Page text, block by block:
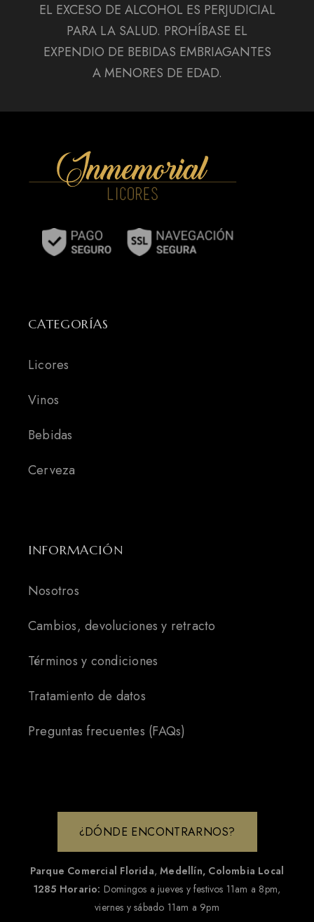
EL EXCESO DE ALCOHOL ES PERJUDICIAL
PARA LA SALUD. PROHÍBASE EL
EXPENDIO DE BEBIDAS EMBRIAGANTES
A MENORES DE EDAD.
CATEGORÍAS
Licores
Vinos
Bebidas
Cerveza
INFORMACIÓN
Nosotros
Cambios, devoluciones y retracto
Términos y condiciones
Tratamiento de datos
Preguntas frecuentes (FAQs)
¿DÓNDE ENCONTRARNOS?
Parque Comercial Florida,Medellín, Colombia Local
1285 Horario: Domingos a jueves y festivos 11am a 8pm,
viernes y sábado 11am a 9pm